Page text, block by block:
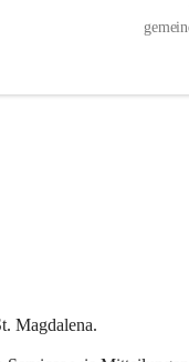
Magdalena.